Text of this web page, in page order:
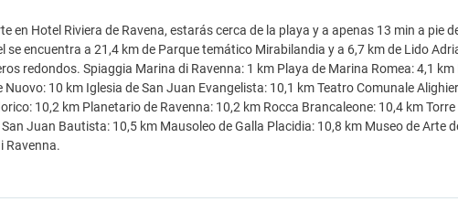
en Hotel Riviera de Ravena, estarás cerca de la playa y a apenas 13 min a pie
se encuentra a 21,4 km de Parque temático Mirabilandia y a 6,7 km de Lido
redondos. Spiaggia Marina di Ravenna: 1 km Playa de Marina Romea: 4,1
Nuovo: 10 km Iglesia de San Juan Evangelista: 10,1 km Teatro Comunale
10,2 km Planetario de Ravenna: 10,2 km Rocca Brancaleone: 10,4 km
Juan Bautista: 10,5 km Mausoleo de Galla Placidia: 10,8 km Museo de Arte
Ravenna.